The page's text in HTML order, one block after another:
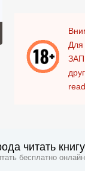
Для
читать
бесплатно